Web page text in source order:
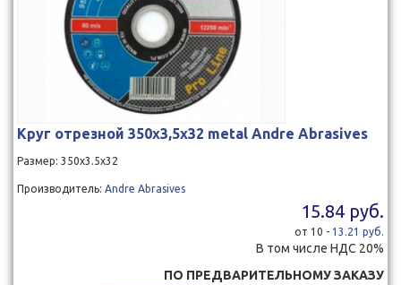
Круг отрезной 350x3,5x32 metal Andre Abrasives
Размер: 350х3.5х32
Производитель: Andre Abrasives
15.84 руб.
от 10 - 13.21 руб.
В том числе НДС 20%
ПО ПРЕДВАРИТЕЛЬНОМУ ЗАКАЗУ